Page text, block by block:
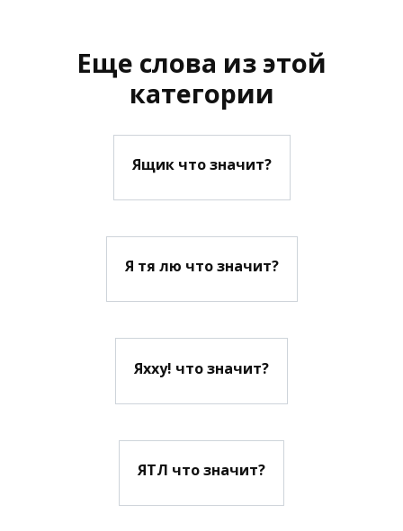
Еще слова из этой
категории
Ящик что значит?
Я тя лю что значит?
Яхху! что значит?
ЯТЛ что значит?